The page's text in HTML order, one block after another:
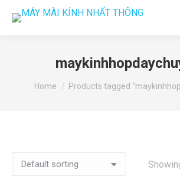
You are here:
Home Products tagged